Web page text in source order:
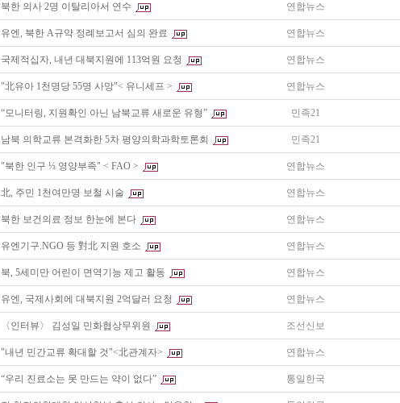
북한 의사 2명 이탈리아서 연수 연합뉴스
유엔, 북한 A규약 정례보고서 심의 완료 연합뉴스
국제적십자, 내년 대북지원에 113억원 요청 연합뉴스
"北유아 1천명당 55명 사망"< 유니세프 > 연합뉴스
“모니터링, 지원확인 아닌 남북교류 새로운 유형” 민족21
남북 의학교류 본격화한 5차 평양의학과학토론회 민족21
"북한 인구 ⅓ 영양부족" < FAO > 연합뉴스
北, 주민 1천여만명 보철 시술 연합뉴스
북한 보건의료 정보 한눈에 본다 연합뉴스
유엔기구.NGO 등 對北 지원 호소 연합뉴스
북, 5세미만 어린이 면역기능 제고 활동 연합뉴스
유엔, 국제사회에 대북지원 2억달러 요청 연합뉴스
〈인터뷰〉 김성일 민화협상무위원 조선신보
"내년 민간교류 확대할 것"<北관계자> 연합뉴스
“우리 진료소는 못 만드는 약이 없다” 통일한국